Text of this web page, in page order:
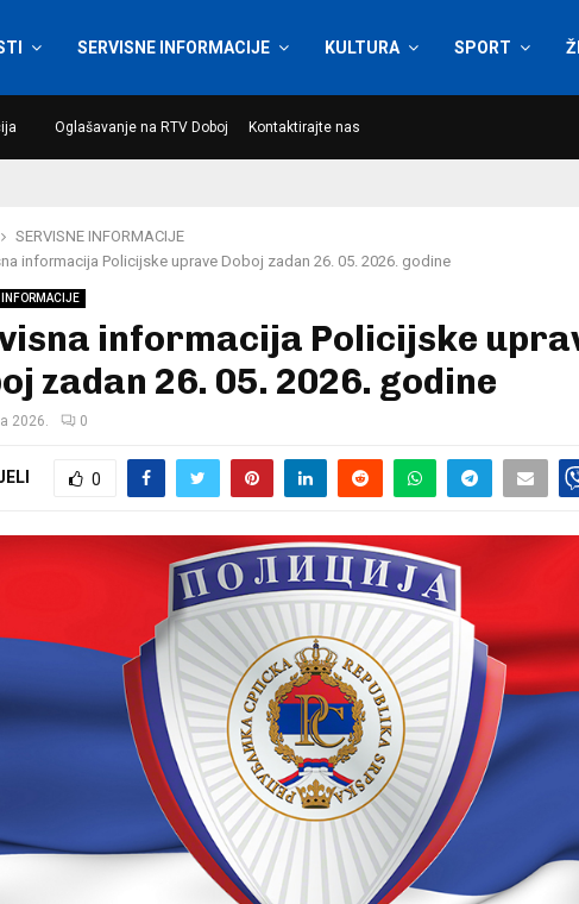
SERVISNE INFORMACIJE KULTURA SPORT
Oglašavanje na RTV Doboj Kontaktirajte nas
SERVISNE INFORMACIJE
informacija Policijske uprave Doboj zadan 26. 05. 2026. godine
informacija Policijske
zadan 26. 05. 2026. godine
2026. 0
0